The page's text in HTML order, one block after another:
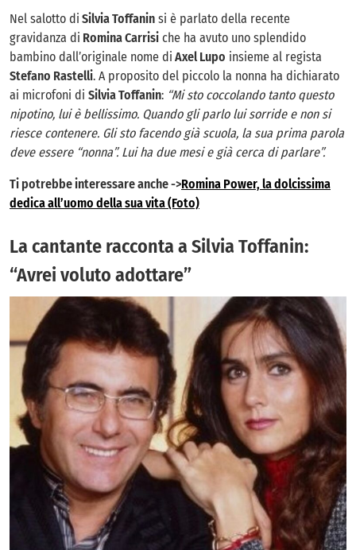
Nel salotto di Silvia Toffanin si è parlato della recente
gravidanza di Romina Carrisi che ha avuto uno splendido
bambino dall’originale nome di Axel Lupo insieme al regista
Stefano Rastelli. A proposito del piccolo la nonna ha dichiarato
ai microfoni di Silvia Toffanin: “Mi sto coccolando tanto questo
nipotino, lui è bellissimo. Quando gli parlo lui sorride e non si
riesce contenere. Gli sto facendo già scuola, la sua prima parola
deve essere “nonna”. Lui ha due mesi e già cerca di parlare”.
Ti potrebbe interessare anche ->Romina Power, la dolcissima
dedica all’uomo della sua vita (Foto)
La cantante racconta a Silvia Toffanin:
“Avrei voluto adottare”